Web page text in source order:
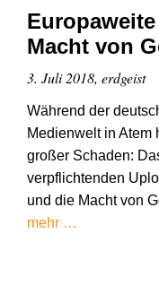
Macht von
3. Juli 2018, erdgeist
Während der
Medienwelt in Atem
großer Schaden:
verpflichtenden
und die Macht von
mehr …